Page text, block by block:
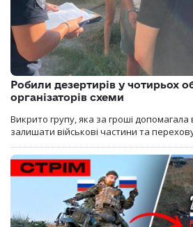
Робили дезертирів у чотирьох
організаторів схеми
Викрито групу, яка за гроші
залишати військові частини та